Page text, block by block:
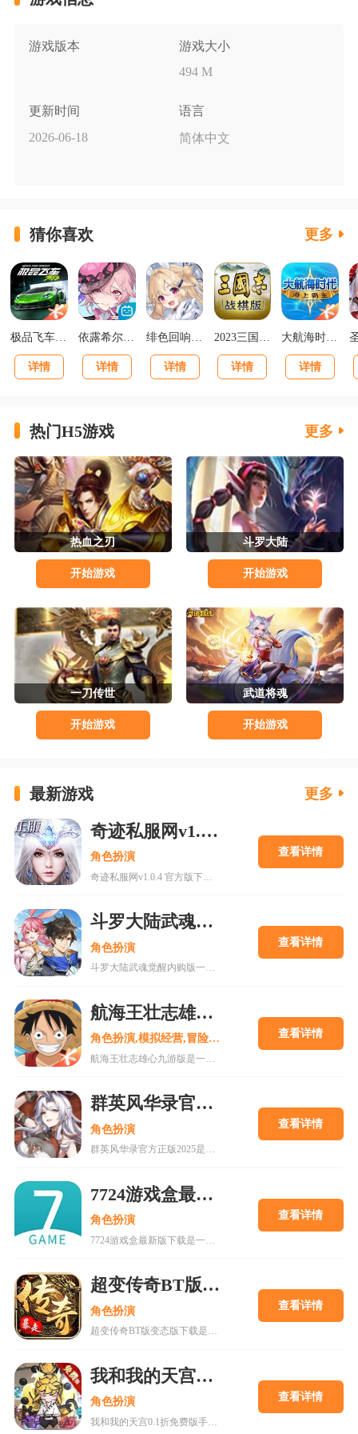
游戏版本
游戏大小
494 M
更新时间
2026-06-18
语言
简体中文
猜你喜欢 更多
极品飞车集结最新版v1.1.184.1931331
详情
依露希尔星晓官方正版
详情
绯色回响正版
详情
2023三国志战棋版下载官网版
详情
大航海时代海上霸主下载
详情
热门H5游戏 更多
热血之刃
开始游戏
斗罗大陆
开始游戏
一刀传世
开始游戏
武道将魂
开始游戏
最新游戏 更多
奇迹私服网v1.0.4 官方版下载
角色扮演 查看详情
斗罗大陆武魂觉醒内购版
角色扮演
斗罗大陆武魂觉醒内购版一款最新公测的玄幻修仙手游，经典IP改编，游戏高度还原人物剧情，上线就送礼包，魂器魂环应有尽有，等级越高福利越多，收集角色搭配阵容，自动匹配真人玩家。18183手游网为您提供斗罗大陆武魂觉醒内购版下载。
查看详情
航海王壮志雄心九游版
角色扮演,模拟经营,冒险解谜 查看详情
群英风华录官方正版2025
角色扮演
群英风华录官方正版2025是一款集策略、养成与冒险于一体的国风卡牌游戏，以三国背景为题材，玩家将在历史的洪流中书写属于自己的传奇篇章，通过招募群英，征战四方称霸天下。喜欢的快来18183下载吧~
查看详情
7724游戏盒最新版下载
角色扮演 查看详情
超变传奇BT版变态版下载
角色扮演
超变传奇BT版变态版下载是一款以PK为主的大型即时战斗游戏。经典复古的传奇游戏,轻松挂机,高度自由的开放性规则设定等你来解锁!
查看详情
我和我的天宫0.1折免费版手游
角色扮演 查看详情